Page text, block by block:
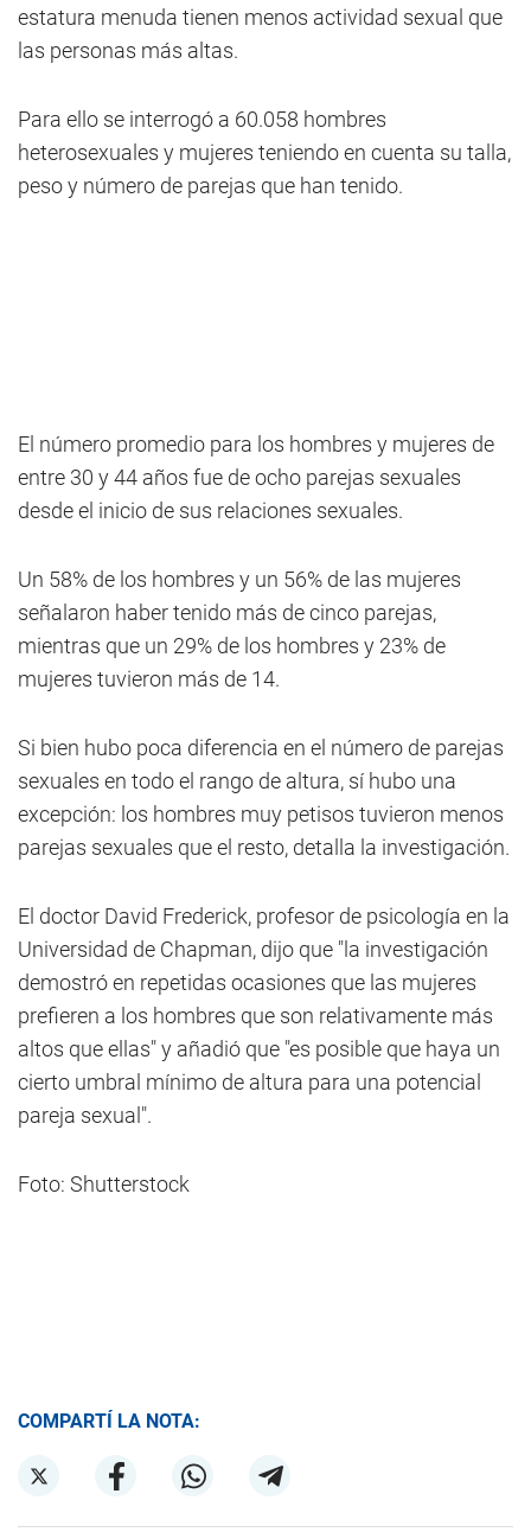
estatura menuda tienen menos actividad sexual que
las personas más altas.
Para ello se interrogó a 60.058 hombres
heterosexuales y mujeres teniendo en cuenta su talla,
peso y número de parejas que han tenido.
El número promedio para los hombres y mujeres de
entre 30 y 44 años fue de ocho parejas sexuales
desde el inicio de sus relaciones sexuales.
Un 58% de los hombres y un 56% de las mujeres
señalaron haber tenido más de cinco parejas,
mientras que un 29% de los hombres y 23% de
mujeres tuvieron más de 14.
Si bien hubo poca diferencia en el número de parejas
sexuales en todo el rango de altura, sí hubo una
excepción: los hombres muy petisos tuvieron menos
parejas sexuales que el resto, detalla la investigación.
El doctor David Frederick, profesor de psicología en la
Universidad de Chapman, dijo que "la investigación
demostró en repetidas ocasiones que las mujeres
prefieren a los hombres que son relativamente más
altos que ellas" y añadió que "es posible que haya un
cierto umbral mínimo de altura para una potencial
pareja sexual".
Foto: Shutterstock
COMPARTÍ LA NOTA: